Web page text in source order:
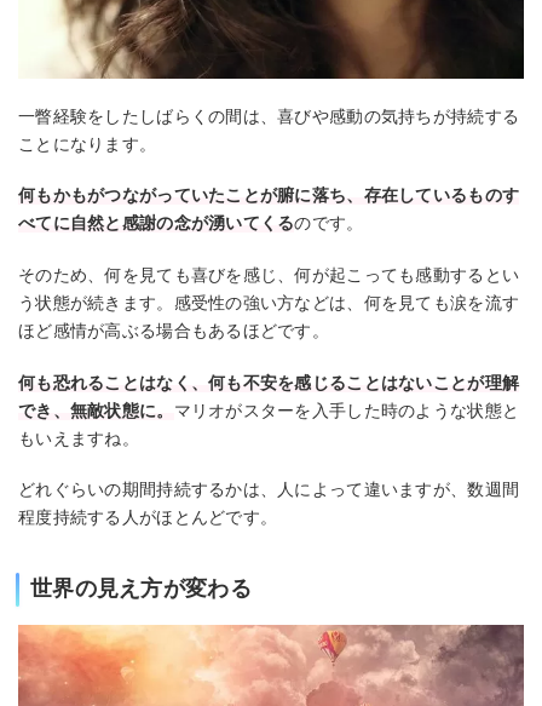
一瞥経験をしたしばらくの間は、喜びや感動の気持ちが持続する
ことになります。
何もかもがつながっていたことが腑に落ち、存在しているものす
べてに自然と感謝の念が湧いてくるのです。
そのため、何を見ても喜びを感じ、何が起こっても感動するとい
う状態が続きます。感受性の強い方などは、何を見ても涙を流す
ほど感情が高ぶる場合もあるほどです。
何も恐れることはなく、何も不安を感じることはないことが理解
でき、無敵状態に。 マリオがスターを入手した時のような状態と
もいえますね。
どれぐらいの期間持続するかは、人によって違いますが、数週間
程度持続する人がほとんどです。
世界の見え方が変わる